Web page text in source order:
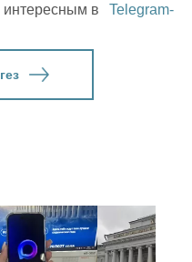
в
Telegram-